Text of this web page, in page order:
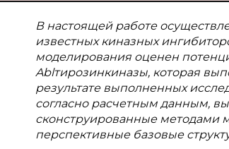
В настоящей работе
известных киназных
моделирования оценен
Ablтирозинкиназы, которая
результате выполненных
согласно расчетным данным,
сконструированные методами
перспективные базовые